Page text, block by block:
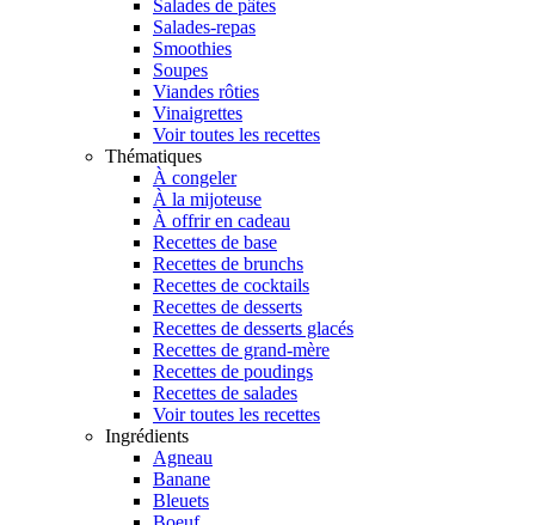
Salades de pâtes
Salades-repas
Smoothies
Soupes
Viandes rôties
Vinaigrettes
Voir toutes les recettes
Thématiques
À congeler
À la mijoteuse
À offrir en cadeau
Recettes de base
Recettes de brunchs
Recettes de cocktails
Recettes de desserts
Recettes de desserts glacés
Recettes de grand-mère
Recettes de poudings
Recettes de salades
Voir toutes les recettes
Ingrédients
Agneau
Banane
Bleuets